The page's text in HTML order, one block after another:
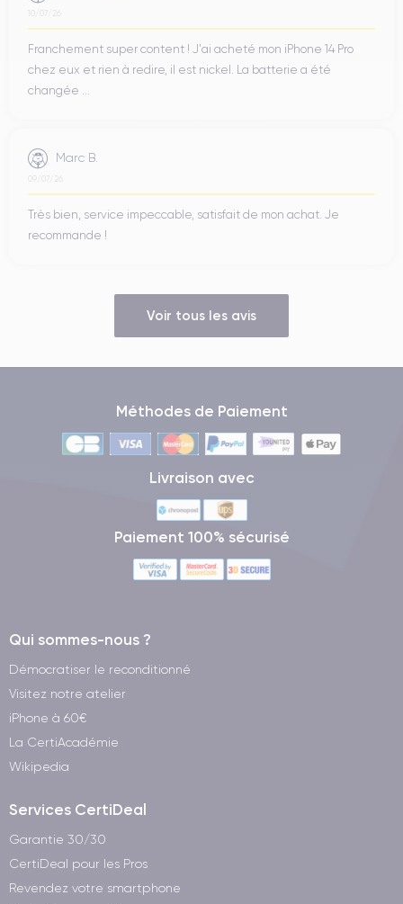
10/07/26
Franchement super content ! J'ai acheté mon iPhone 14 Pro
chez eux et rien à redire, il est nickel. La batterie a été
changée ...
Marc B.
09/07/26
Très bien, service impeccable, satisfait de mon achat. Je
recommande !
Voir tous les avis
Méthodes de Paiement
Livraison avec
Paiement 100% sécurisé
Qui sommes-nous ?
Démocratiser le reconditionné
Visitez notre atelier
iPhone à 60€
La CertiAcadémie
Wikipedia
Services CertiDeal
Garantie 30/30
CertiDeal pour les Pros
Revendez votre smartphone